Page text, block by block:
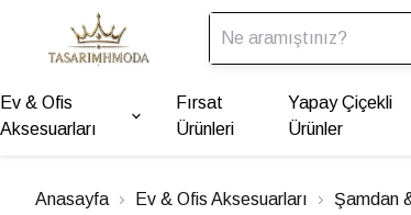
Ev & Ofis
Aksesuarları
Fırsat
Ürünleri
Yapay Çiçekli
Ürünler
Anasayfa Ev & Ofis Aksesuarları Şamdan